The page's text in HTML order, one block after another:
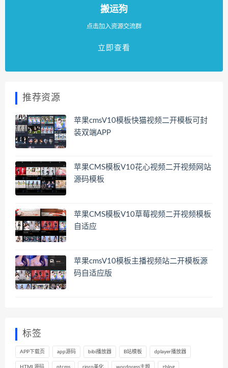
搬运狗
点击加入资源交流群
立即查看
推荐资源
苹果cmsV10模板快猫视频二开模板可封
装双端APP
苹果CMS模板V10花心视频二开视频网站
源码模板
苹果CMS模板V10草莓视频二开视频模板
自适应
苹果cmsV10模板主播视频站二开模板源
码自适应版
标签
APP下载页 app源码 bibi播放器 B站模板 dplayer播放器